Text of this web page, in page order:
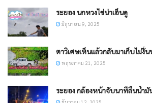
ระยอง นกหวงไข่น่าเอ็นดู
มิถุนายน 9, 2025
ตาวิเศษเห็นแล้วกลับมาเก็บไม่งั้
พฤษภาคม 21, 2025
ระยอง กล้องหน้าจับนาทีลื่นน้ำมั